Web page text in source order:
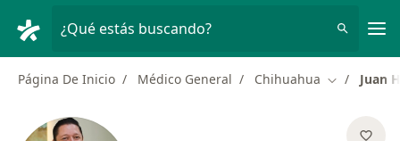
¿Qué estás buscando?
Página De Inicio Médico General Chihuahua Cambiar
Juan